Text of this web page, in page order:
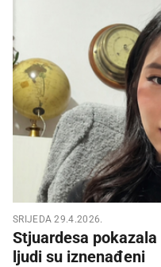
SRIJEDA 29.4.2026.
Stjuardesa
ljudi su iznenađeni